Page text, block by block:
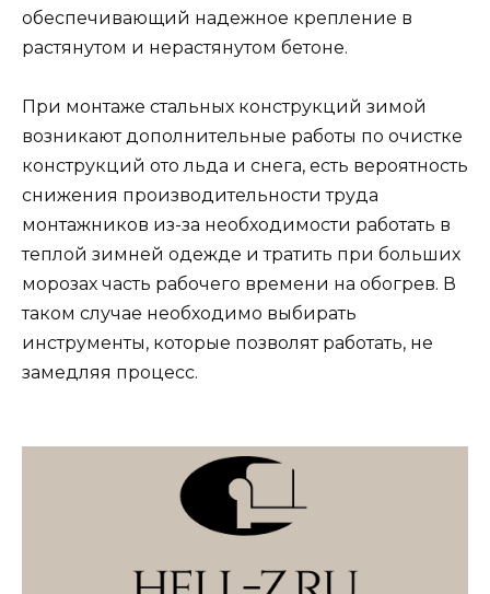
обеспечивающий надежное крепление в
растянутом и нерастянутом бетоне.
При монтаже стальных конструкций зимой
возникают дополнительные работы по очистке
конструкций ото льда и снега, есть вероятность
снижения производительности труда
монтажников из-за необходимости работать в
теплой зимней одежде и тратить при больших
морозах часть рабочего времени на обогрев. В
таком случае необходимо выбирать
инструменты, которые позволят работать, не
замедляя процесс.